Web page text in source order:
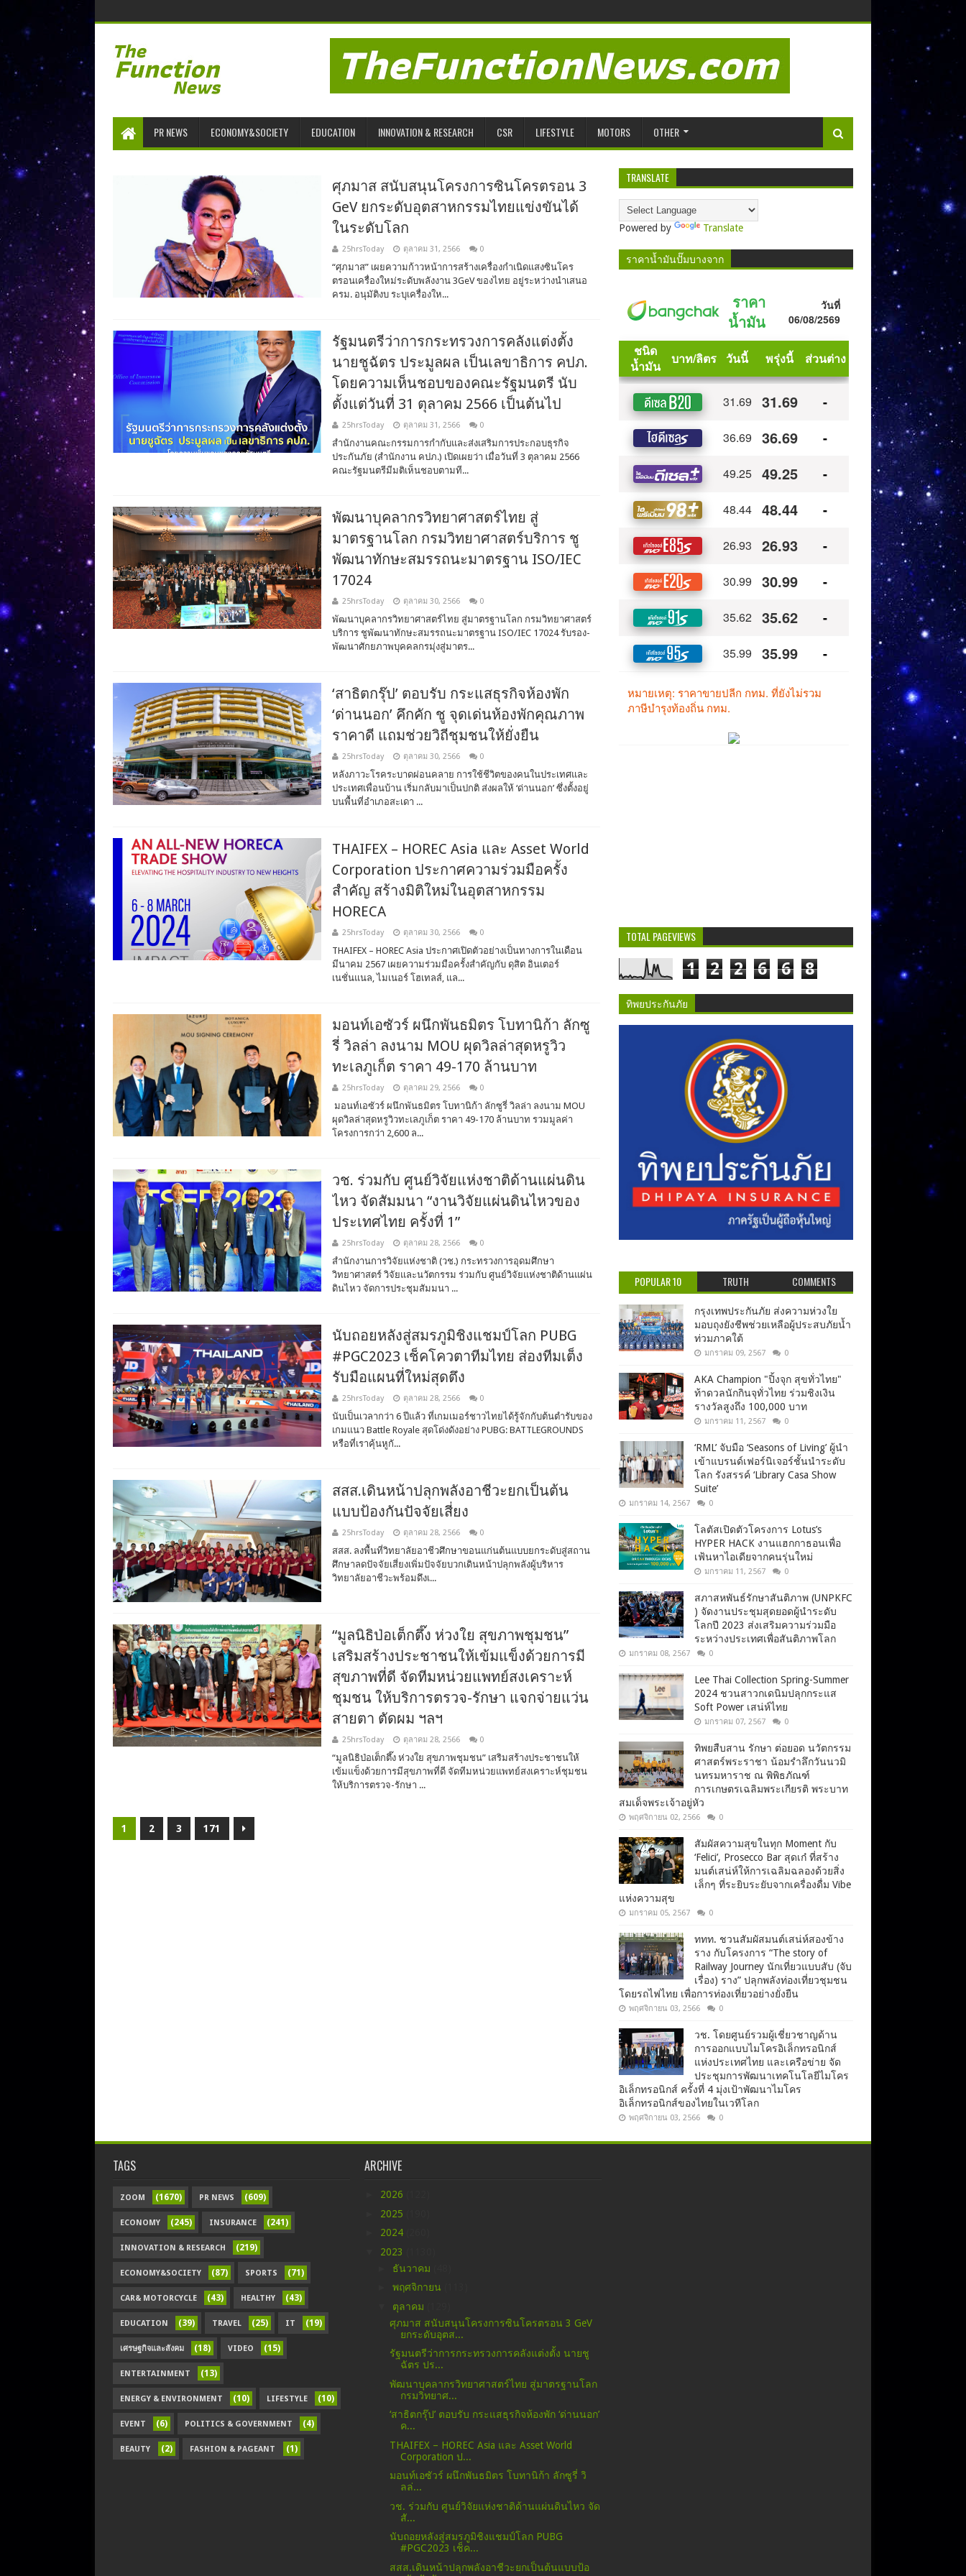
PR NEWS ECONOMY&SOCIETY EDUCATION INNOVATION & RESEARCH CSR LIFESTYLE MOTORS OTHER
ศุภมาส สนับสนุนโครงการซินโครตรอน 3
GeV ยกระดับอุตสาหกรรมไทยแข่งขันได้
ในระดับโลก
25hrsToday ตุลาคม 31, 2566 0
“ศุภมาส” เผยความก้าวหน้าการสร้างเครื่องกำเนิดแสงซินโคร
ตรอนเครื่องใหม่ระดับพลังงาน 3GeV ของไทย อยู่ระหว่างนำเสนอ
ครม. อนุมัติงบ ระบุเครื่องให...
รัฐมนตรีว่าการกระทรวงการคลังแต่งตั้ง
นายชูฉัตร ประมูลผล เป็นเลขาธิการ คปภ.
โดยความเห็นชอบของคณะรัฐมนตรี นับ
ตั้งแต่วันที่ 31 ตุลาคม 2566 เป็นต้นไป
25hrsToday ตุลาคม 31, 2566 0
สำนักงานคณะกรรมการกำกับและส่งเสริมการประกอบธุรกิจ
ประกันภัย (สำนักงาน คปภ.) เปิดเผยว่า เมื่อวันที่ 3 ตุลาคม 2566
คณะรัฐมนตรีมีมติเห็นชอบตามที...
พัฒนาบุคลากรวิทยาศาสตร์ไทย สู่
มาตรฐานโลก กรมวิทยาศาสตร์บริการ ชู
พัฒนาทักษะสมรรถนะมาตรฐาน ISO/IEC
17024
25hrsToday ตุลาคม 30, 2566 0
พัฒนาบุคลากรวิทยาศาสตร์ไทย สู่มาตรฐานโลก กรมวิทยาศาสตร์
บริการ ชูพัฒนาทักษะสมรรถนะมาตรฐาน ISO/IEC 17024 รับรอง-
พัฒนาศักยภาพบุคคลกรมุ่งสู่มาตร...
‘สาธิตกรุ๊ป’ ตอบรับ กระแสธุรกิจห้องพัก
‘ด่านนอก’ คึกคัก ชู จุดเด่นห้องพักคุณภาพ
ราคาดี แถมช่วยวิถีชุมชนให้ยั่งยืน
25hrsToday ตุลาคม 30, 2566 0
หลังภาวะโรคระบาดผ่อนคลาย การใช้ชีวิตของคนในประเทศและ
ประเทศเพื่อนบ้าน เริ่มกลับมาเป็นปกติ ส่งผลให้ ‘ด่านนอก’ ซึ่งตั้งอยู่
บนพื้นที่อำเภอสะเดา ...
THAIFEX – HOREC Asia และ Asset World
Corporation ประกาศความร่วมมือครั้ง
สำคัญ สร้างมิติใหม่ในอุตสาหกรรม
HORECA
25hrsToday ตุลาคม 30, 2566 0
THAIFEX – HOREC Asia ประกาศเปิดตัวอย่างเป็นทางการในเดือน
มีนาคม 2567 เผยความร่วมมือครั้งสำคัญกับ ดุสิต อินเตอร์
เนชั่นแนล, ไมเนอร์ โฮเทลส์, แล...
มอนท์เอซัวร์ ผนึกพันธมิตร โบทานิก้า ลักซู
รี่ วิลล่า ลงนาม MOU ผุดวิลล่าสุดหรูวิว
ทะเลภูเก็ต ราคา 49-170 ล้านบาท
25hrsToday ตุลาคม 29, 2566 0
มอนท์เอซัวร์ ผนึกพันธมิตร โบทานิก้า ลักซูรี่ วิลล่า ลงนาม MOU
ผุดวิลล่าสุดหรูวิวทะเลภูเก็ต ราคา 49-170 ล้านบาท รวมมูลค่า
โครงการกว่า 2,600 ล...
วช. ร่วมกับ ศูนย์วิจัยแห่งชาติด้านแผ่นดิน
ไหว จัดสัมมนา “งานวิจัยแผ่นดินไหวของ
ประเทศไทย ครั้งที่ 1”
25hrsToday ตุลาคม 28, 2566 0
สำนักงานการวิจัยแห่งชาติ (วช.) กระทรวงการอุดมศึกษา
วิทยาศาสตร์ วิจัยและนวัตกรรม ร่วมกับ ศูนย์วิจัยแห่งชาติด้านแผ่น
ดินไหว จัดการประชุมสัมมนา ...
นับถอยหลังสู่สมรภูมิชิงแชมป์โลก PUBG
#PGC2023 เช็คโควตาทีมไทย ส่องทีมเต็ง
รับมือแผนที่ใหม่สุดตึง
25hrsToday ตุลาคม 28, 2566 0
นับเป็นเวลากว่า 6 ปีแล้ว ที่เกมเมอร์ชาวไทยได้รู้จักกับต้นตำรับของ
เกมแนว Battle Royale สุดโด่งดังอย่าง PUBG: BATTLEGROUNDS
หรือที่เราคุ้นหูกั...
สสส.เดินหน้าปลุกพลังอาชีวะยกเป็นต้น
แบบป้องกันปัจจัยเสี่ยง
25hrsToday ตุลาคม 28, 2566 0
สสส. ลงพื้นที่วิทยาลัยอาชีวศึกษาขอนแก่นต้นแบบยกระดับสู่สถาน
ศึกษาลดปัจจัยเสี่ยงเพิ่มปัจจัยบวกเดินหน้าปลุกพลังผู้บริหาร
วิทยาลัยอาชีวะพร้อมดึงเ...
“มูลนิธิป่อเต็กตึ๊ง ห่วงใย สุขภาพชุมชน”
เสริมสร้างประชาชนให้เข้มแข็งด้วยการมี
สุขภาพที่ดี จัดทีมหน่วยแพทย์สงเคราะห์
ชุมชน ให้บริการตรวจ-รักษา แจกจ่ายแว่น
สายตา ตัดผม ฯลฯ
25hrsToday ตุลาคม 28, 2566 0
“มูลนิธิป่อเต็กตึ๊ง ห่วงใย สุขภาพชุมชน” เสริมสร้างประชาชนให้
เข้มแข็งด้วยการมีสุขภาพที่ดี จัดทีมหน่วยแพทย์สงเคราะห์ชุมชน
ให้บริการตรวจ-รักษา ...
1 2 3 171
TRANSLATE
Powered by Translate
ราคาน้ำมันปั๊มบางจาก
TOTAL PAGEVIEWS
1 2 2 6 6 8
ทิพยประกันภัย
POPULAR 10 TRUTH COMMENTS
กรุงเทพประกันภัย ส่งความห่วงใย
มอบถุงยังชีพช่วยเหลือผู้ประสบภัยน้ำ
ท่วมภาคใต้
มกราคม 09, 2567 0
AKA Champion "ปิ้งจุก สุขทั่วไทย"
ท้าดวลนักกินจุทั่วไทย ร่วมชิงเงิน
รางวัลสูงถึง 100,000 บาท
มกราคม 11, 2567 0
‘RML’ จับมือ ‘Seasons of Living’ ผู้นำ
เข้าแบรนด์เฟอร์นิเจอร์ชั้นนำระดับ
โลก รังสรรค์ ‘Library Casa Show
Suite’
มกราคม 14, 2567 0
โลตัสเปิดตัวโครงการ Lotus’s
HYPER HACK งานแฮกกาธอนเพื่อ
เฟ้นหาไอเดียจากคนรุ่นใหม่
มกราคม 11, 2567 0
สภาสหพันธ์รักษาสันติภาพ (UNPKFC
) จัดงานประชุมสุดยอดผู้นำระดับ
โลกปี 2023 ส่งเสริมความร่วมมือ
ระหว่างประเทศเพื่อสันติภาพโลก
มกราคม 08, 2567 0
Lee Thai Collection Spring-Summer
2024 ชวนสาวกเดนิมปลุกกระแส
Soft Power เสน่ห์ไทย
มกราคม 07, 2567 0
ทิพยสืบสาน รักษา ต่อยอด นวัตกรรม
ศาสตร์พระราชา น้อมรำลึกวันนวมิ
นทรมหาราช ณ พิพิธภัณฑ์
การเกษตรเฉลิมพระเกียรติ พระบาท
สมเด็จพระเจ้าอยู่หัว
พฤศจิกายน 02, 2566 0
สัมผัสความสุขในทุก Moment กับ
‘Felici’, Prosecco Bar สุดเก๋ ที่สร้าง
มนต์เสน่ห์ให้การเฉลิมฉลองด้วยสิ่ง
เล็กๆ ที่ระยิบระยับจากเครื่องดื่ม Vibe
แห่งความสุข
มกราคม 05, 2567 0
ททท. ชวนสัมผัสมนต์เสน่ห์สองข้าง
ราง กับโครงการ “The story of
Railway Journey นักเที่ยวแบบสับ (จับ
เรื่อง) ราง” ปลุกพลังท่องเที่ยวชุมชน
โดยรถไฟไทย เพื่อการท่องเที่ยวอย่างยั่งยืน
พฤศจิกายน 03, 2566 0
วช. โดยศูนย์รวมผู้เชี่ยวชาญด้าน
การออกแบบไมโครอิเล็กทรอนิกส์
แห่งประเทศไทย และเครือข่าย จัด
ประชุมการพัฒนาเทคโนโลยีไมโคร
อิเล็กทรอนิกส์ ครั้งที่ 4 มุ่งเป้าพัฒนาไมโคร
อิเล็กทรอนิกส์ของไทยในเวทีโลก
พฤศจิกายน 03, 2566 0
TAGS
ZOOM (1670) PR NEWS (609)
ECONOMY (245) INSURANCE (241)
INNOVATION & RESEARCH (219)
ECONOMY&SOCIETY (87) SPORTS (71)
CAR& MOTORCYCLE (43) HEALTHY (43)
EDUCATION (39) TRAVEL (25) IT (19)
เศรษฐกิจและสังคม (18) VIDEO (15)
ENTERTAINMENT (13)
ENERGY & ENVIRONMENT (10) LIFESTYLE (10)
EVENT (6) POLITICS & GOVERNMENT (4)
BEAUTY (2) FASHION & PAGEANT (1)
ARCHIVE
2026
2025
2024
2023
ธันวาคม
พฤศจิกายน
ตุลาคม
ศุภมาส สนับสนุนโครงการซินโครตรอน 3 GeV
ยกระดับอุตส...
รัฐมนตรีว่าการกระทรวงการคลังแต่งตั้ง นายชู
ฉัตร ปร...
พัฒนาบุคลากรวิทยาศาสตร์ไทย สู่มาตรฐานโลก
กรมวิทยาศ...
‘สาธิตกรุ๊ป’ ตอบรับ กระแสธุรกิจห้องพัก ‘ด่านนอก’
ค...
THAIFEX – HOREC Asia และ Asset World
Corporation ป...
มอนท์เอซัวร์ ผนึกพันธมิตร โบทานิก้า ลักซูรี่ วิ
ลล่...
วช. ร่วมกับ ศูนย์วิจัยแห่งชาติด้านแผ่นดินไหว จัด
สั...
นับถอยหลังสู่สมรภูมิชิงแชมป์โลก PUBG
#PGC2023 เช็ค...
สสส.เดินหน้าปลุกพลังอาชีวะยกเป็นต้นแบบป้อ